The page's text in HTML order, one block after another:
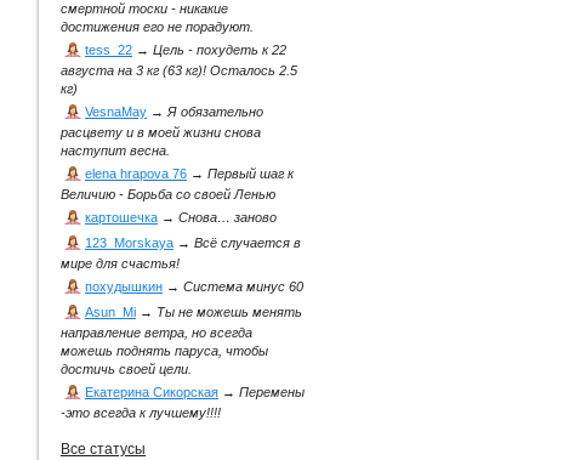
смертной тоски - никакие
достижения его не порадуют.
tess_22 → Цель - похудеть к 22
августа на 3 кг (63 кг)! Осталось 2.5
кг)
VesnaMay →Я обязательно
расцвету и в моей жизни снова
наступит весна.
elena hrapova 76 → Первый шаг к
Величию - Борьба со своей Ленью
картошечка → Снова… заново
123_Morskaya → Всё случается в
мире для счастья!
похудышкин → Система минус 60
Asun_Mi → Ты не можешь менять
направление ветра, но всегда
можешь поднять паруса, чтобы
достичь своей цели.
Екатерина Сикорская → Перемены
-это всегда к лучшему!!!!
Все статусы